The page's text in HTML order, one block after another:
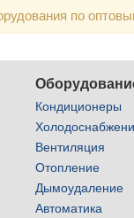
по
Кондиционеры
Вентиляция
Отопление
Дымоудаление
Автоматика